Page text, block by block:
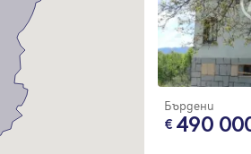
Бърдени
490
Благодарим ви! Проверете имейл адрес
регистрацията.
Благодарим ви! Очаквайте скоро да се
Имейл